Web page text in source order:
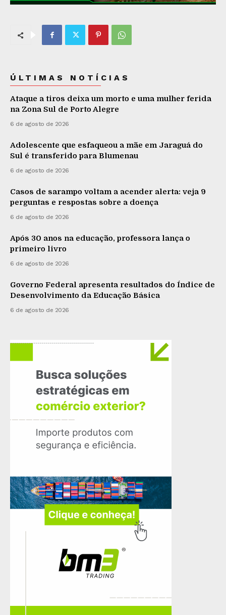
ÚLTIMAS NOTÍCIAS
Ataque a tiros deixa um morto e uma mulher ferida
na Zona Sul de Porto Alegre
6 de agosto de 2026
Adolescente que esfaqueou a mãe em Jaraguá do
Sul é transferido para Blumenau
6 de agosto de 2026
Casos de sarampo voltam a acender alerta: veja 9
perguntas e respostas sobre a doença
6 de agosto de 2026
Após 30 anos na educação, professora lança o
primeiro livro
6 de agosto de 2026
Governo Federal apresenta resultados do Índice de
Desenvolvimento da Educação Básica
6 de agosto de 2026